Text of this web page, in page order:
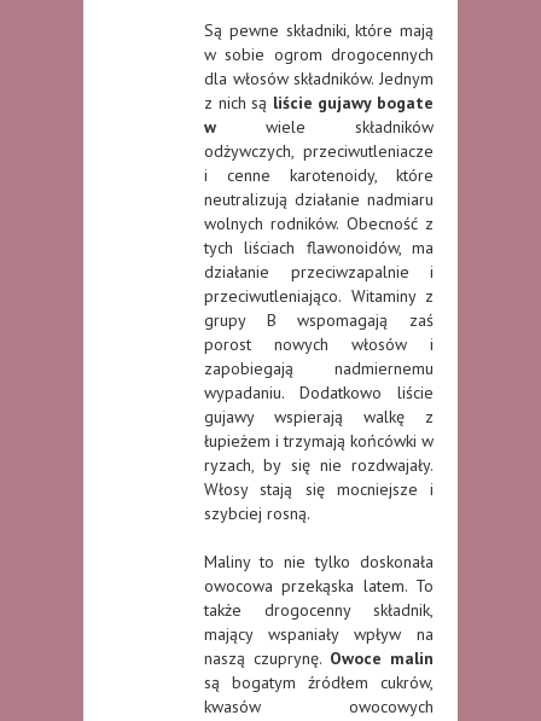
Są pewne składniki, które mają
w sobie ogrom drogocennych
dla włosów składników. Jednym
z nich są liście gujawy bogate
w wiele składników
odżywczych, przeciwutleniacze
i cenne karotenoidy, które
neutralizują działanie nadmiaru
wolnych rodników. Obecność z
tych liściach flawonoidów, ma
działanie przeciwzapalnie i
przeciwutleniająco. Witaminy z
grupy B wspomagają zaś
porost nowych włosów i
zapobiegają nadmiernemu
wypadaniu. Dodatkowo liście
gujawy wspierają walkę z
łupieżem i trzymają końcówki w
ryzach, by się nie rozdwajały.
Włosy stają się mocniejsze i
szybciej rosną.
Maliny to nie tylko doskonała
owocowa przekąska latem. To
także drogocenny składnik,
mający wspaniały wpływ na
naszą czuprynę. Owoce malin
są bogatym źródłem cukrów,
kwasów owocowych